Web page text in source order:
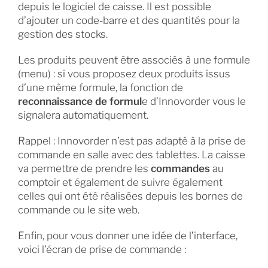
depuis le logiciel de caisse. Il est possible
d’ajouter un code-barre et des quantités pour la
gestion des stocks.
Les produits peuvent être associés à une formule
(menu) : si vous proposez deux produits issus
d’une même formule, la fonction de
reconnaissance de formule d’Innovorder vous le
signalera automatiquement.
Rappel : Innovorder n’est pas adapté à la prise de
commande en salle avec des tablettes. La caisse
va permettre de prendre les commandesau
comptoir et également de suivre également
celles qui ont été réalisées depuis les bornes de
commande ou le site web.
Enfin, pour vous donner une idée de l’interface,
voici l’écran de prise de commande :